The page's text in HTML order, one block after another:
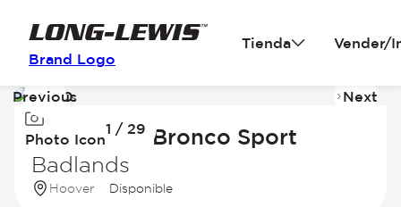
Brand Logo
Tienda Vender/
Image
of
Photo Icon
1 / 29
Previous Next
2026 Ford Bronco Sport
Badlands
Hoover Disponible